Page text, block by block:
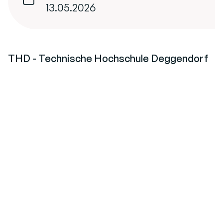
13.05.2026
THD - Technische Hochschule Deggendorf